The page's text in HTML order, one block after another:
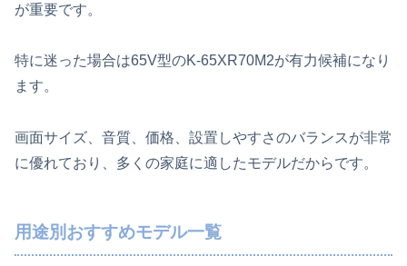
が重要です。
特に迷った場合は65V型のK-65XR70M2が有力候補になり
ます。
画面サイズ、音質、価格、設置しやすさのバランスが非常
に優れており、多くの家庭に適したモデルだからです。
用途別おすすめモデル一覧